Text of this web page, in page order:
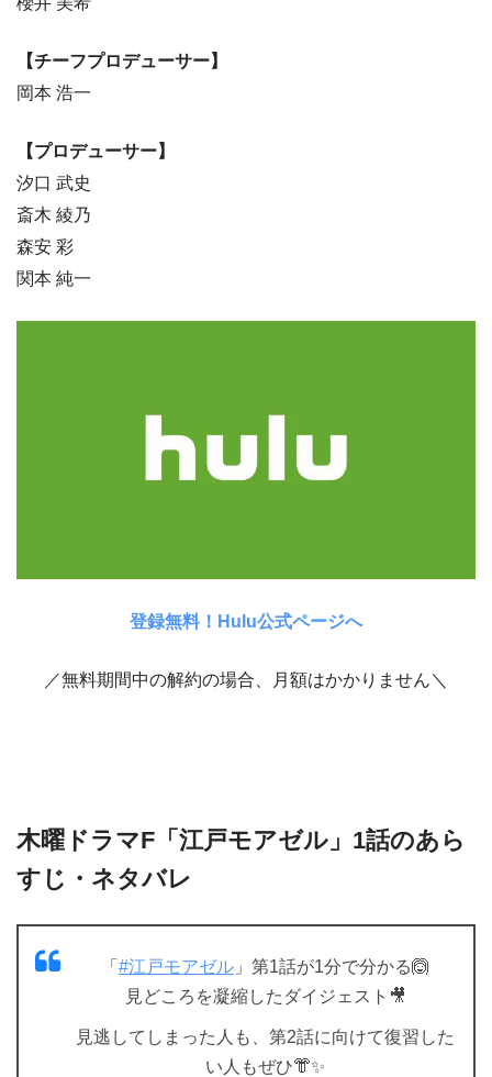
【チーフプロデューサー】
岡本 浩一
【プロデューサー】
汐口 武史
斎木 綾乃
森安 彩
関本 純一
登録無料！Hulu公式ページへ
／無料期間中の解約の場合、月額はかかりません＼
木曜ドラマF「江戸モアゼル」1話のあら
すじ・ネタバレ
「 #江戸モアゼル 」第1話が1分で分かる🙆
見どころを凝縮したダイジェスト🎥
見逃してしまった人も、第2話に向けて復習した
い人もぜひ👘✨